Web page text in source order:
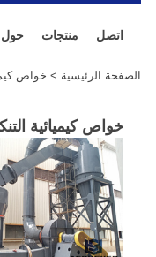
حول منتجات اتصل
الصفحة الرئيسية > خواص
خواص كيميائية